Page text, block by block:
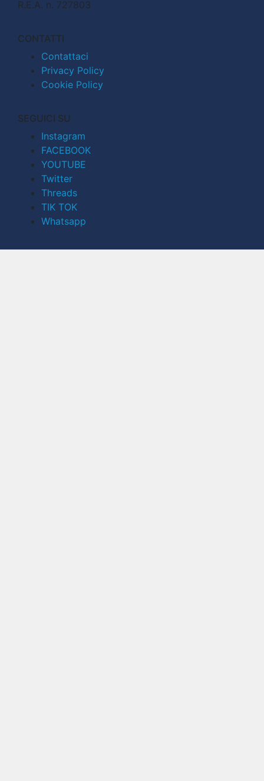
R.E.A. n. 727803
CONTATTI
Contattaci
Privacy Policy
Cookie Policy
SEGUICI SU
Instagram
FACEBOOK
YOUTUBE
Twitter
Threads
TIK TOK
Whatsapp